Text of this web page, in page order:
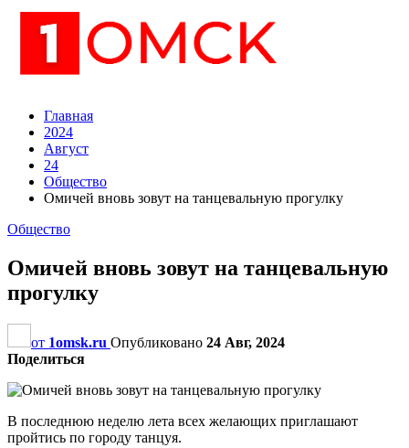
Главная
2024
Август
24
Общество
Омичей вновь зовут на танцевальную прогулку
Общество
Омичей вновь зовут на танцевальную
прогулку
от 1omsk.ru Опубликовано 24 Авг, 2024
Поделиться
В последнюю неделю лета всех желающих приглашают
пройтись по городу танцуя.